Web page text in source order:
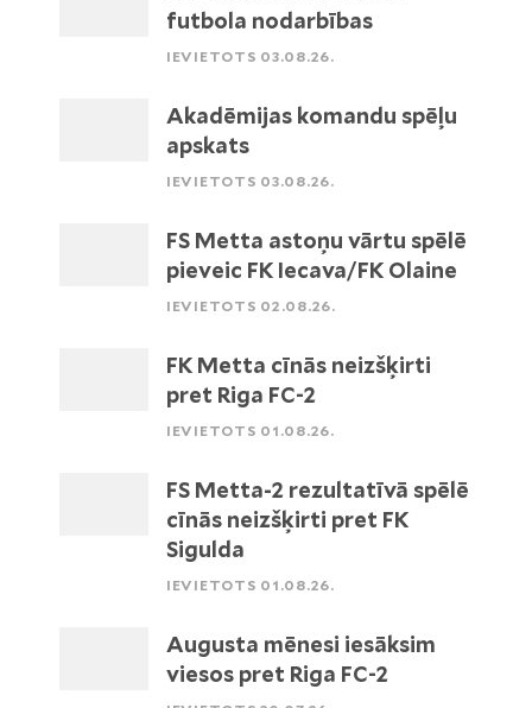
futbola nodarbības
IEVIETOTS 03.08.26.
Akadēmijas komandu spēļu
apskats
IEVIETOTS 03.08.26.
FS Metta astoņu vārtu spēlē
pieveic FK Iecava/FK Olaine
IEVIETOTS 02.08.26.
FK Metta cīnās neizšķirti
pret Riga FC-2
IEVIETOTS 01.08.26.
FS Metta-2 rezultatīvā spēlē
cīnās neizšķirti pret FK
Sigulda
IEVIETOTS 01.08.26.
Augusta mēnesi iesāksim
viesos pret Riga FC-2